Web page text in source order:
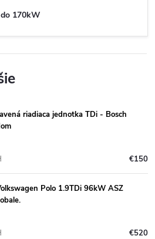
170kW
riadiaca jednotka TDi - Bosch
€150
Polo 1.9TDi 96kW ASZ
€520